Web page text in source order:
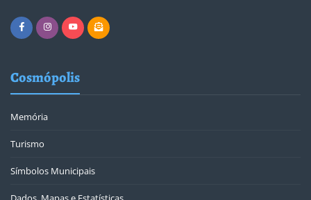
Cosmópolis
Memória
Turismo
Símbolos Municipais